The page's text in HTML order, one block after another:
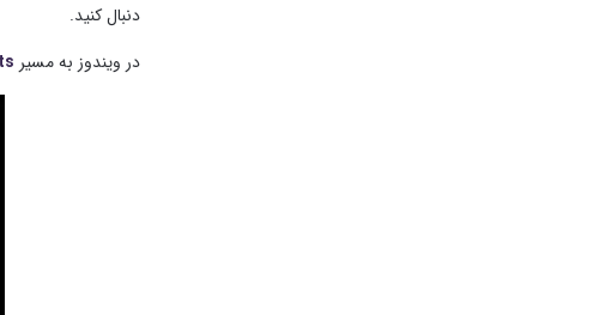
دنبال کنید.
در ویندوز به مسیر